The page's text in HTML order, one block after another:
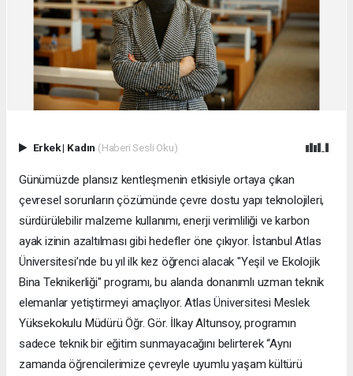
Erkek| Kadın (Haberi Sesli Oku)
Günümüzde plansız kentleşmenin etkisiyle ortaya çıkan
çevresel sorunların çözümünde çevre dostu yapı teknolojileri,
sürdürülebilir malzeme kullanımı, enerji verimliliği ve karbon
ayak izinin azaltılması gibi hedefler öne çıkıyor. İstanbul Atlas
Üniversitesi’nde bu yıl ilk kez öğrenci alacak "Yeşil ve Ekolojik
Bina Teknikerliği" programı, bu alanda donanımlı uzman teknik
elemanlar yetiştirmeyi amaçlıyor. Atlas Üniversitesi Meslek
Yüksekokulu Müdürü Öğr. Gör. İlkay Altunsoy, programın
sadece teknik bir eğitim sunmayacağını belirterek “Aynı
zamanda öğrencilerimize çevreyle uyumlu yaşam kültürü